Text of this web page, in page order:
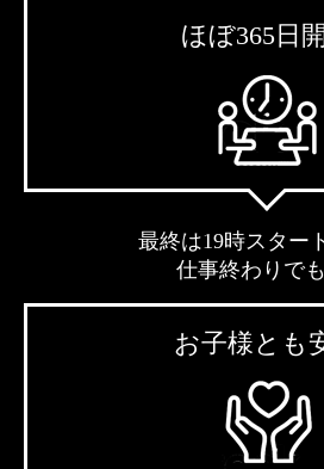
ほぼ365日
最終は19時スター
仕事終わりで
お子様とも